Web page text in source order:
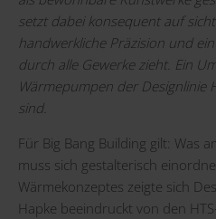
setzt dabei konsequent auf
handwerkliche Präzision und
durch alle Gewerke zieht. Ein
Wärmepumpen der Designlinie
sind.
Für Big Bang Building gilt: Was
muss sich gestalterisch
Wärmekonzeptes zeigte sich
Hapke beeindruckt von den